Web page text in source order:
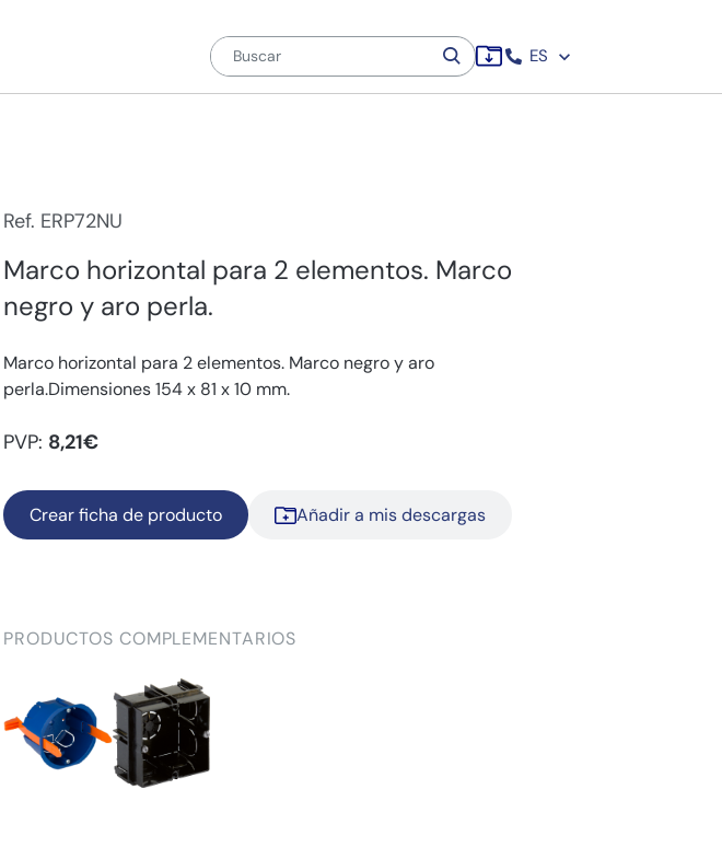
ES
Ref. ERP72NU
Marco horizontal para 2 elementos. Marco
negro y aro perla.
Marco horizontal para 2 elementos. Marco negro y aro
perla.Dimensiones 154 x 81 x 10 mm.
PVP: 8,21€
Crear ficha de producto Añadir a mis descargas
PRODUCTOS COMPLEMENTARIOS